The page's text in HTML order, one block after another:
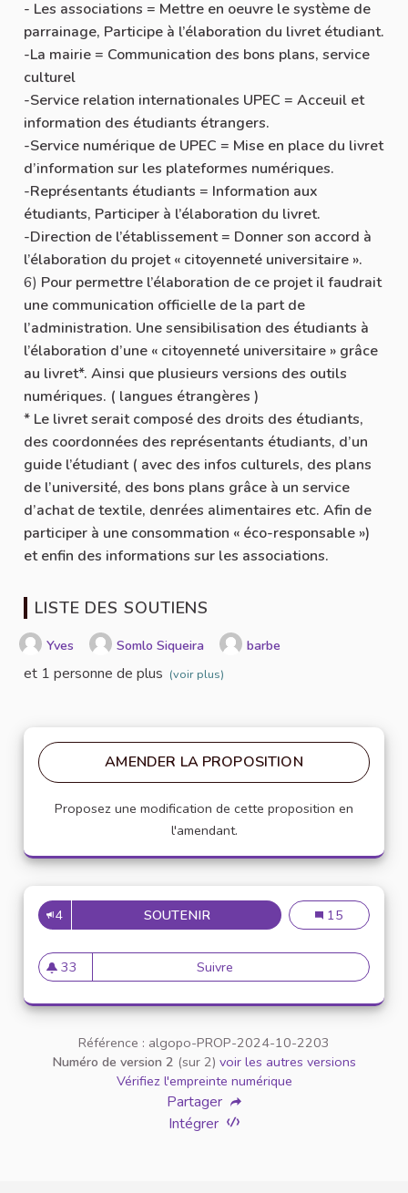
- Les associations = Mettre en oeuvre le système de
parrainage, Participe à l’élaboration du livret étudiant.
-La mairie = Communication des bons plans, service
culturel
-Service relation internationales UPEC = Acceuil et
information des étudiants étrangers.
-Service numérique de UPEC = Mise en place du livret
d’information sur les plateformes numériques.
-Représentants étudiants = Information aux
étudiants, Participer à l’élaboration du livret.
-Direction de l’établissement = Donner son accord à
l’élaboration du projet « citoyenneté universitaire ».
6) Pour permettre l’élaboration de ce projet il faudrait
une communication officielle de la part de
l’administration. Une sensibilisation des étudiants à
l’élaboration d’une « citoyenneté universitaire » grâce
au livret*. Ainsi que plusieurs versions des outils
numériques. ( langues étrangères )
* Le livret serait composé des droits des étudiants,
des coordonnées des représentants étudiants, d’un
guide l’étudiant ( avec des infos culturels, des plans
de l’université, des bons plans grâce à un service
d’achat de textile, denrées alimentaires etc. Afin de
participer à une consommation « éco-responsable »)
et enfin des informations sur les associations.
LISTE DES SOUTIENS
Yves Somlo Siqueira barbe
et 1 personne de plus (voir plus)
AMENDER LA PROPOSITION
Proposez une modification de cette proposition en
l'amendant.
4 SOUTENIRCITOYEN UNIVERSITAIRE :
CITOYEN
15
33
33 abonnés
Suivre CITOYEN UNIVERSITAIRE
Référence : algopo-PROP-2024-10-2203
Numéro de version 2 (sur 2) voir les autres versions
Vérifiez l'empreinte numérique
Partager
Intégrer